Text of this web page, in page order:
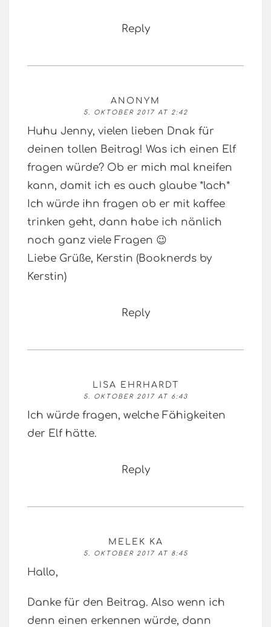
Reply
ANONYM
5. OKTOBER 2017 AT 2:42
Huhu Jenny, vielen lieben Dnak für
deinen tollen Beitrag! Was ich einen Elf
fragen würde? Ob er mich mal kneifen
kann, damit ich es auch glaube *lach*
Ich würde ihn fragen ob er mit kaffee
trinken geht, dann habe ich nänlich
noch ganz viele Fragen 😉
Liebe Grüße, Kerstin (Booknerds by
Kerstin)
Reply
LISA EHRHARDT
5. OKTOBER 2017 AT 6:43
Ich würde fragen, welche Fähigkeiten
der Elf hätte.
Reply
MELEK KA
5. OKTOBER 2017 AT 8:45
Hallo,
Danke für den Beitrag. Also wenn ich
denn einen erkennen würde, dann